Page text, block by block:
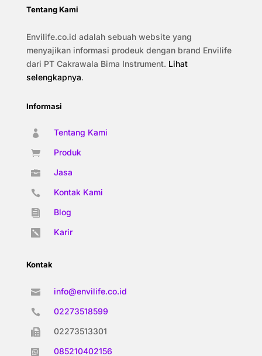
Tentang Kami
Envilife.co.id adalah sebuah website yang
menyajikan informasi prodeuk dengan brand Envilife
dari PT Cakrawala Bima Instrument. Lihat
selengkapnya.
Informasi
 Tentang Kami
 Produk
 Jasa
 Kontak Kami
 Blog
 Karir
Kontak
 info@envilife.co.id
 02273518599
 02273513301
 085210402156